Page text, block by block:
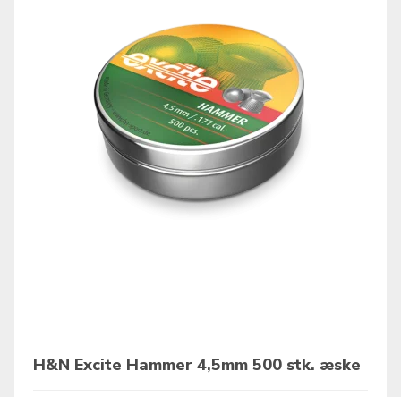
H&N Excite Hammer 4,5mm 500 stk. æske